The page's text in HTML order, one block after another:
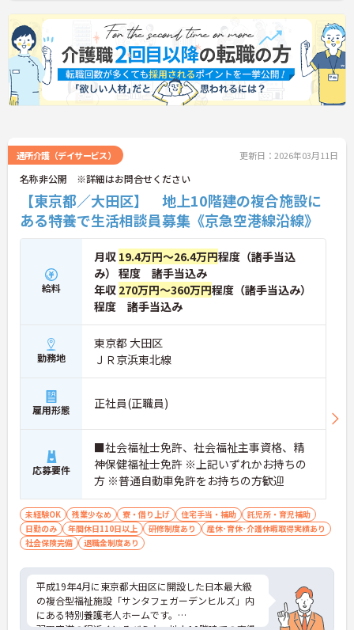
通所介護（デイサービス） 更新日：2026年03月11日
名称非公開 ※詳細はお問合せください
【東京都／大田区】 地上10階建の複合施設に
ある特養で生活相談員募集《京急空港線沿線》
給料
月収 19.4万円～26.4万円程度（諸手当込
み） 程度 諸手当込み
年収 270万円～360万円程度（諸手当込み）
程度 諸手当込み
勤務地
東京都 大田区
ＪＲ京浜東北線
雇用形態 正社員(正職員)
応募要件
■社会福祉士免許、社会福祉主事資格、精
神保健福祉士免許 ※上記いずれかお持ちの
方 ※普通自動車免許をお持ちの方歓迎
未経験OK 残業少なめ 寮・借り上げ 住宅手当・補助
託児所・育児補助
日勤のみ
年間休日110日以上 研修制度あり
産休･育休･介護休暇取得実績あり
社会保険完備
退職金制度あり
平成19年4月に東京都大田区に開設した日本最大級
の複合型福祉施設「サンタフェガーデンヒルズ」内
にある特別養護老人ホームです。